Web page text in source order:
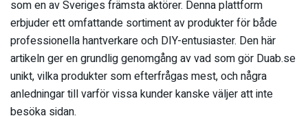
som en av Sveriges främsta aktörer. Denna plattform
erbjuder ett omfattande sortiment av produkter för både
professionella hantverkare och DIY-entusiaster. Den här
artikeln ger en grundlig genomgång av vad som gör Duab.se
unikt, vilka produkter som efterfrågas mest, och några
anledningar till varför vissa kunder kanske väljer att inte
besöka sidan.